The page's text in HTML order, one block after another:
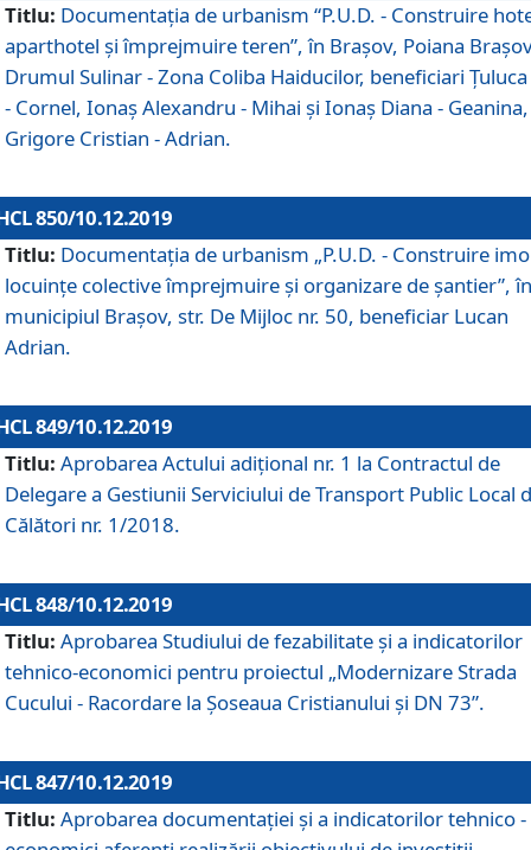
Titlu: Documentaţia de urbanism “P.U.D. - Construire
aparthotel şi împrejmuire teren”, în Braşov, Poiana
Drumul Sulinar - Zona Coliba Haiducilor, beneficiari
- Cornel, Ionaş Alexandru - Mihai şi Ionaş Diana - Geanina,
Grigore Cristian - Adrian.
850/10.12.2019
Titlu: Documentaţia de urbanism „P.U.D. - Construire
locuințe colective împrejmuire și organizare de șantier”, în
municipiul Braşov, str. De Mijloc nr. 50, beneficiar Lucan
Adrian.
849/10.12.2019
Titlu: Aprobarea Actului adiţional nr. 1 la Contractul de
Delegare a Gestiunii Serviciului de Transport Public Local
Călători nr. 1/2018.
848/10.12.2019
Titlu: Aprobarea Studiului de fezabilitate şi a indicatorilor
tehnico-economici pentru proiectul „Modernizare Strada
Cucului - Racordare la Șoseaua Cristianului și DN 73”.
847/10.12.2019
Titlu: Aprobarea documentației și a indicatorilor tehnico -